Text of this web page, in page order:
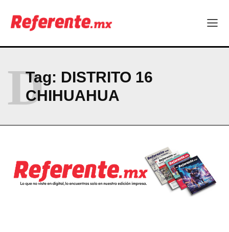
RESUMEN DE COLUMNAS
ABOUT
CONTACT
Tag: DISTRITO 16
CHIHUAHUA
D